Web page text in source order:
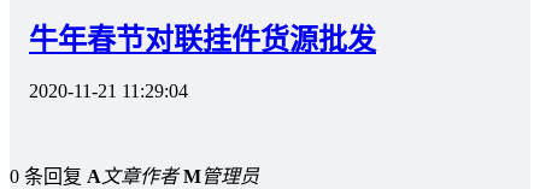
牛年春节对联挂件货源批发
2020-11-21 11:29:04
0 条回复 A文章作者 M管理员